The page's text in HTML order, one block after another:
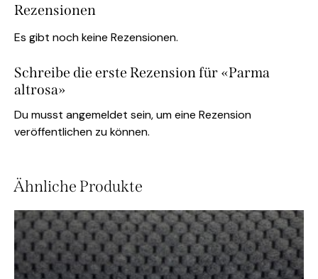
Rezensionen
Es gibt noch keine Rezensionen.
Schreibe die erste Rezension für «Parma
altrosa»
Du musst angemeldet sein, um eine Rezension
veröffentlichen zu können.
Ähnliche Produkte